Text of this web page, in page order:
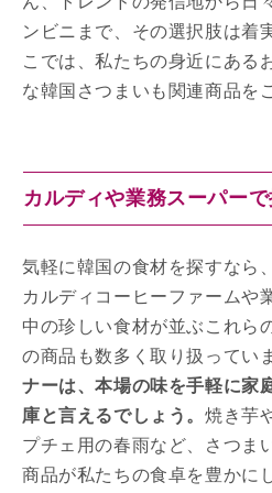
ンビニまで、その選択肢は着
こでは、私たちの身近にある
な韓国さつまいも関連商品を
カルディや業務スーパー
気軽に韓国の食材を探すなら
カルディコーヒーファームや
中の珍しい食材が並ぶこれら
の商品も数多く取り扱ってい
ナーは、本場の味を手軽に家
庫と言えるでしょう。焼き芋
プチェ用の春雨など、さつま
商品が私たちの食卓を豊かに